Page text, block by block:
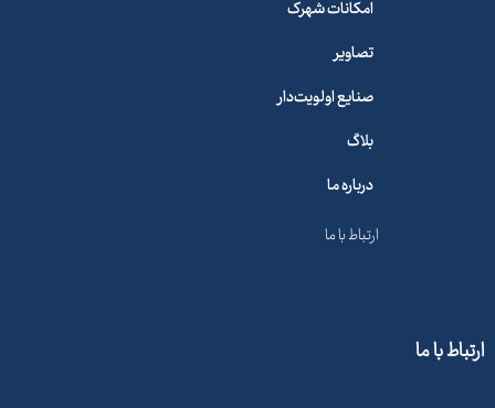
امکانات شهرک
تصاویر
صنایع اولویت‌دار
بلاگ
درباره ما
ارتباط با ما
ارتباط با ما